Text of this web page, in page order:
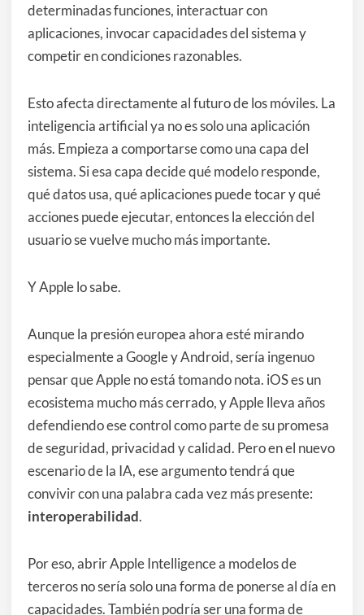
determinadas funciones, interactuar con
aplicaciones, invocar capacidades del sistema y
competir en condiciones razonables.
Esto afecta directamente al futuro de los móviles. La
inteligencia artificial ya no es solo una aplicación
más. Empieza a comportarse como una capa del
sistema. Si esa capa decide qué modelo responde,
qué datos usa, qué aplicaciones puede tocar y qué
acciones puede ejecutar, entonces la elección del
usuario se vuelve mucho más importante.
Y Apple lo sabe.
Aunque la presión europea ahora esté mirando
especialmente a Google y Android, sería ingenuo
pensar que Apple no está tomando nota. iOS es un
ecosistema mucho más cerrado, y Apple lleva años
defendiendo ese control como parte de su promesa
de seguridad, privacidad y calidad. Pero en el nuevo
escenario de la IA, ese argumento tendrá que
convivir con una palabra cada vez más presente:
interoperabilidad.
Por eso, abrir Apple Intelligence a modelos de
terceros no sería solo una forma de ponerse al día en
capacidades. También podría ser una forma de